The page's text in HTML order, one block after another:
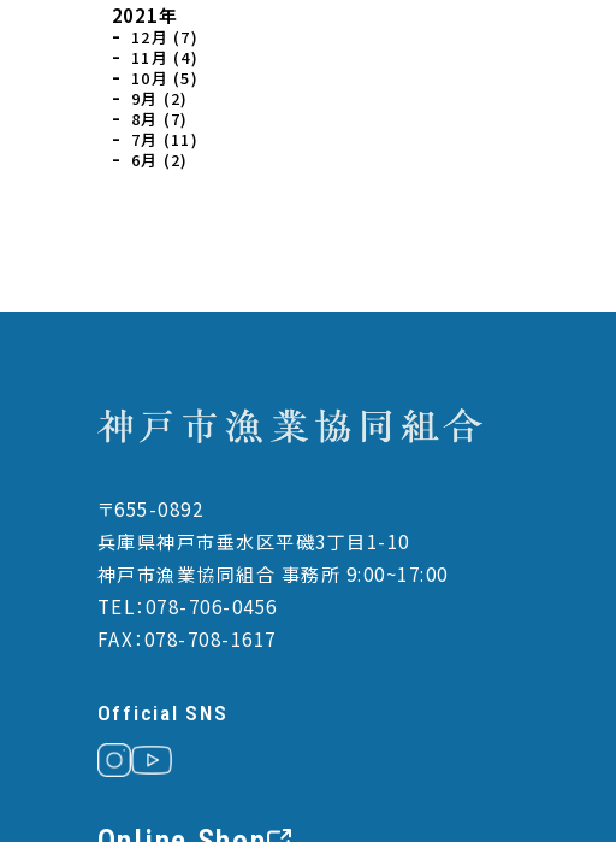
2021年
12月 (7)
11月 (4)
10月 (5)
9月 (2)
8月 (7)
7月 (11)
6月 (2)
〒655-0892
兵庫県神戸市垂水区平磯3丁目1-10
神戸市漁業協同組合 事務所 9:00~17:00
TEL：078-706-0456
FAX：078-708-1617
Official SNS